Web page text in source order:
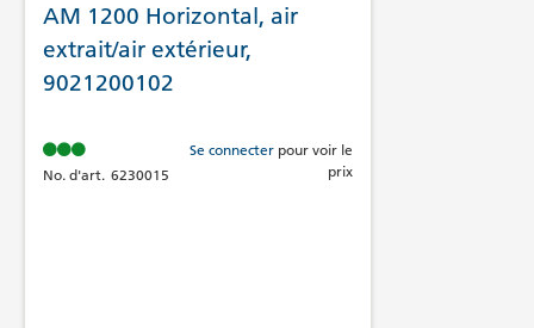
AM 1200 Horizontal, air
extrait/air extérieur,
9021200102
Se connecter pour voir le
prix
No. d'art. 6230015